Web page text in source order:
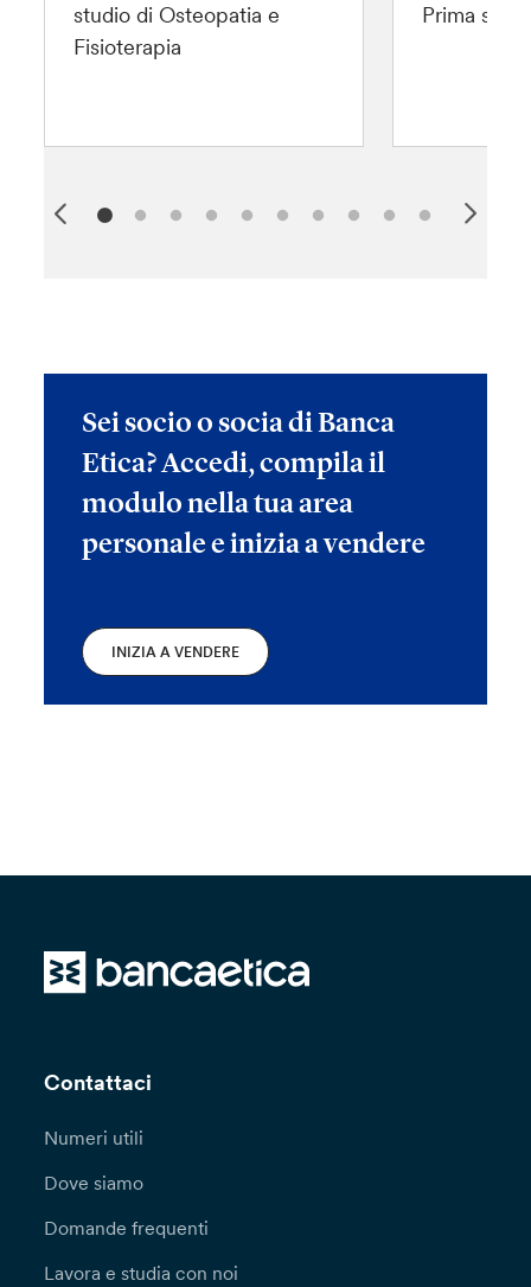
studio di Osteopatia e
Fisioterapia
Prima
Sei socio o socia di Banca
Etica? Accedi, compila il
modulo nella tua area
personale e inizia a vendere
INIZIA A VENDERE
Contattaci
Numeri utili
Dove siamo
Domande frequenti
Lavora e studia con noi